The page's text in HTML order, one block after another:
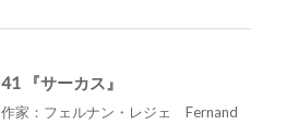
41 『サーカス』
作家：フェルナン・レジェ Fernand